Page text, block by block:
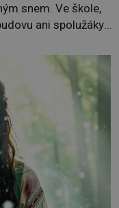
snem. Ve škole,
ani spolužáky.
vlastní
vesnice Aberfan […]